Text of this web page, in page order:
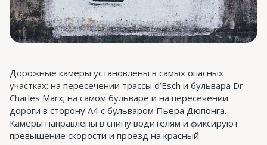
Дорожные камеры установлены в самых опасных
участках: на пересечении трассы d’Esch и бульвара Dr
Charles Marx; на самом бульваре и на пересечении
дороги в сторону А4 с бульваром Пьера Дюпонга.
Камеры направлены в спину водителям и фиксируют
превышение скорости и проезд на красный.